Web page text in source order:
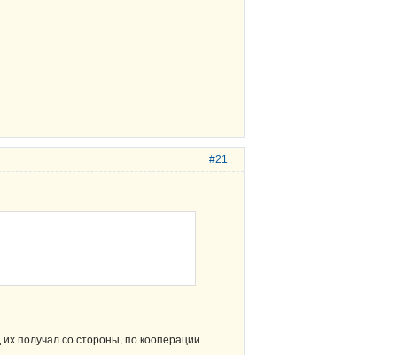
#21
получал со стороны, по кооперации.